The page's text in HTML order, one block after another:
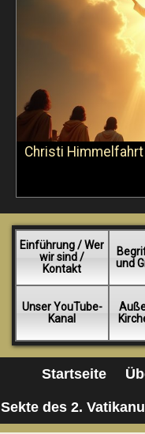
Christi
Einführung / Wer
wir sind /
Kontakt
und
Unser YouTube-
Kanal
Startseite
Sekte des 2.